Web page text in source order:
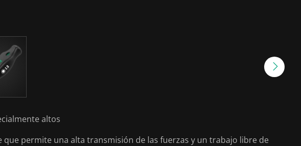
altos
permite una alta transmisión de las fuerzas y un trabajo libre de